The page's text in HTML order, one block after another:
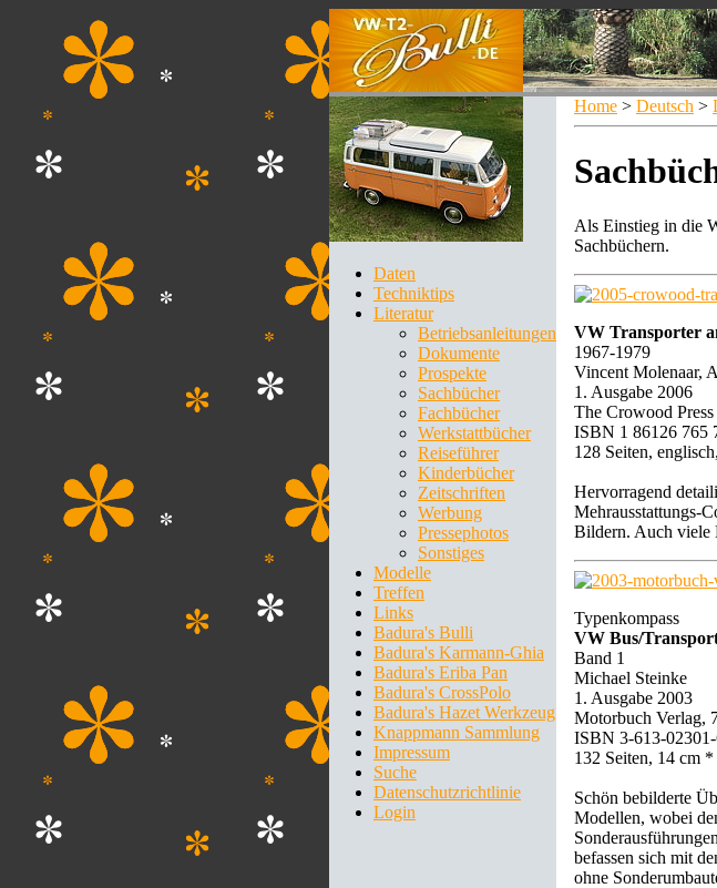
Daten
Techniktips
Literatur
Betriebsanleitungen
Dokumente
Prospekte
Sachbücher
Fachbücher
Werkstattbücher
Reiseführer
Kinderbücher
Zeitschriften
Werbung
Pressephotos
Sonstiges
Modelle
Treffen
Links
Badura's Bulli
Badura's Karmann-Ghia
Badura's Eriba Pan
Badura's CrossPolo
Badura's Hazet Werkzeug
Knappmann Sammlung
Impressum
Suche
Datenschutzrichtlinie
Login
Home > Deutsch >
Als Einstieg in die
Sachbüchern.
VW Transporter
1967-1979
Vincent Molenaar,
1. Ausgabe 2006
The Crowood
ISBN 1 86126 765
128 Seiten,
Hervorragend
Mehrausstattungs-
Bildern. Auch viele
Typenkompass
VW Bus/
Band 1
Michael Steinke
1. Ausgabe 2003
Motorbuch Verlag,
ISBN 3-613-
132 Seiten, 14 cm
Schön bebilderte
Modellen, wobei
befassen sich mit
ohne